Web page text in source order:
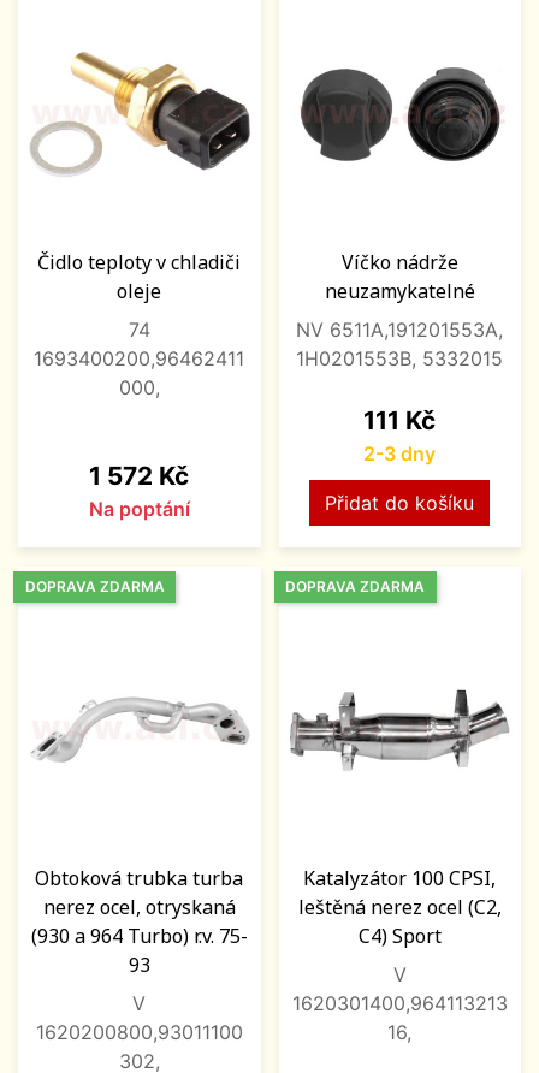
Čidlo teploty v chladiči
oleje
74
1693400200,96462411
000,
Cena
1 572 Kč
Na poptání
Víčko nádrže
neuzamykatelné
NV 6511A,191201553A,
1H0201553B, 5332015
Cena
111 Kč
2-3 dny
Přidat do košíku
Obtoková trubka turba
nerez ocel, otryskaná
(930 a 964 Turbo) r.v. 75-
93
V
1620200800,93011100
302,
DOPRAVA ZDARMA
Katalyzátor 100 CPSI,
leštěná nerez ocel (C2,
C4) Sport
V
1620301400,964113213
16,
DOPRAVA ZDARMA